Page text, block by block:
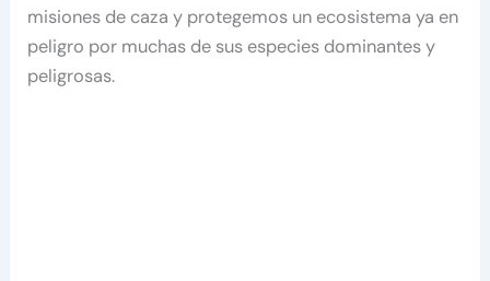
misiones de caza y protegemos un ecosistema ya en
peligro por muchas de sus especies dominantes y
peligrosas.